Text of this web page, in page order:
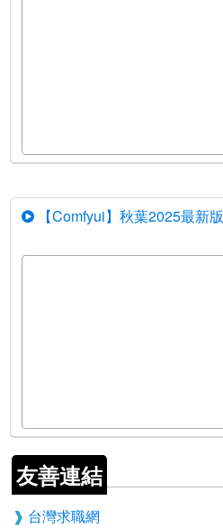
【Comfyui】秋葉2025最新版
友善連結
台灣求職網